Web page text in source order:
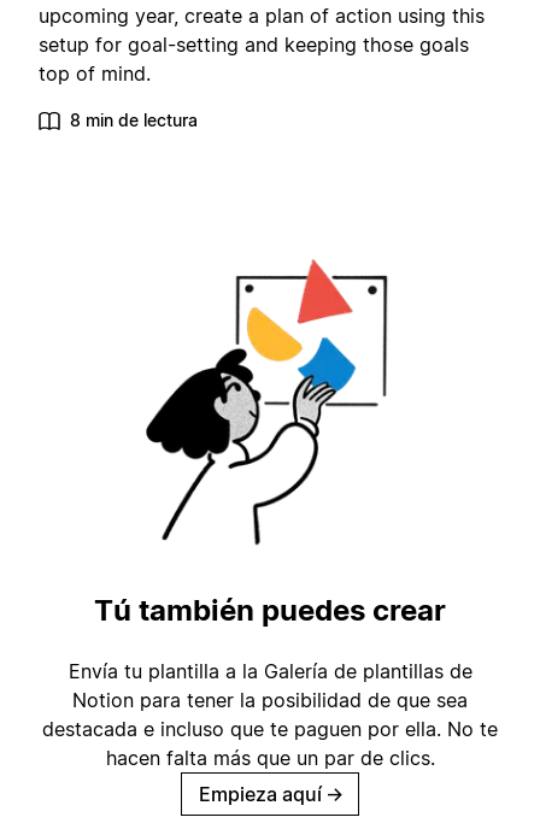
upcoming year, create a plan of action using this
setup for goal-setting and keeping those goals
top of mind.
8 min de lectura
Tú también puedes crear
Envía tu plantilla a la Galería de plantillas de
Notion para tener la posibilidad de que sea
destacada e incluso que te paguen por ella. No te
hacen falta más que un par de clics.
Empieza aquí →